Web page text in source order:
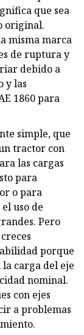
que sea
original.
misma marca
de ruptura y
debido a
y las
1860 para
simple, que
tractor con
las cargas
para
o para
uso de
Pero
porque
carga del eje
nominal.
con ejes
a problemas